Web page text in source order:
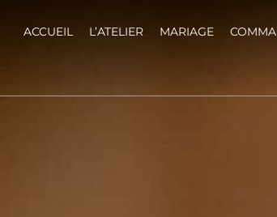
ACCUEIL L’ATELIER MARIAGE